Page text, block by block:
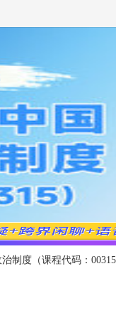
制度（课程代码：